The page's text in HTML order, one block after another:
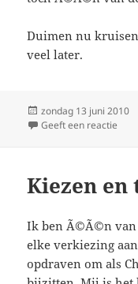
Duimen nu
veel later.
Geplaatst
op
zondag 13 juni 2010
Geeft een reactie
Kiezen en
Ik ben Ã©Ã©n van
elke verkiezing
opdraven om als